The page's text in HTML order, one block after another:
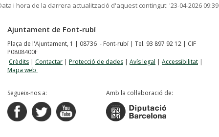
i hora de la darrera actualització d'aquest contingut: '23-04-2026 09:39
Ajuntament de Font-rubí
Plaça de l'Ajuntament, 1 | 08736 - Font-rubí | Tel. 93 897 92 12 | CIF
P0808400F
Crèdits | Contactar | Protecció de dades | Avís legal | Accessibilitat |
Mapa web
Segueix-nos a: Amb la col·laboració de: